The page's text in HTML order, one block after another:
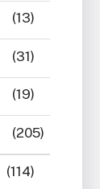
(13)
(31)
(19)
(205)
(114)